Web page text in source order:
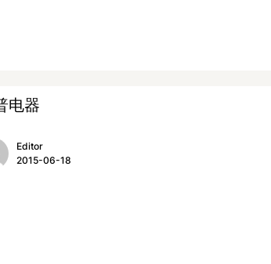
电器
Editor
2015-06-18